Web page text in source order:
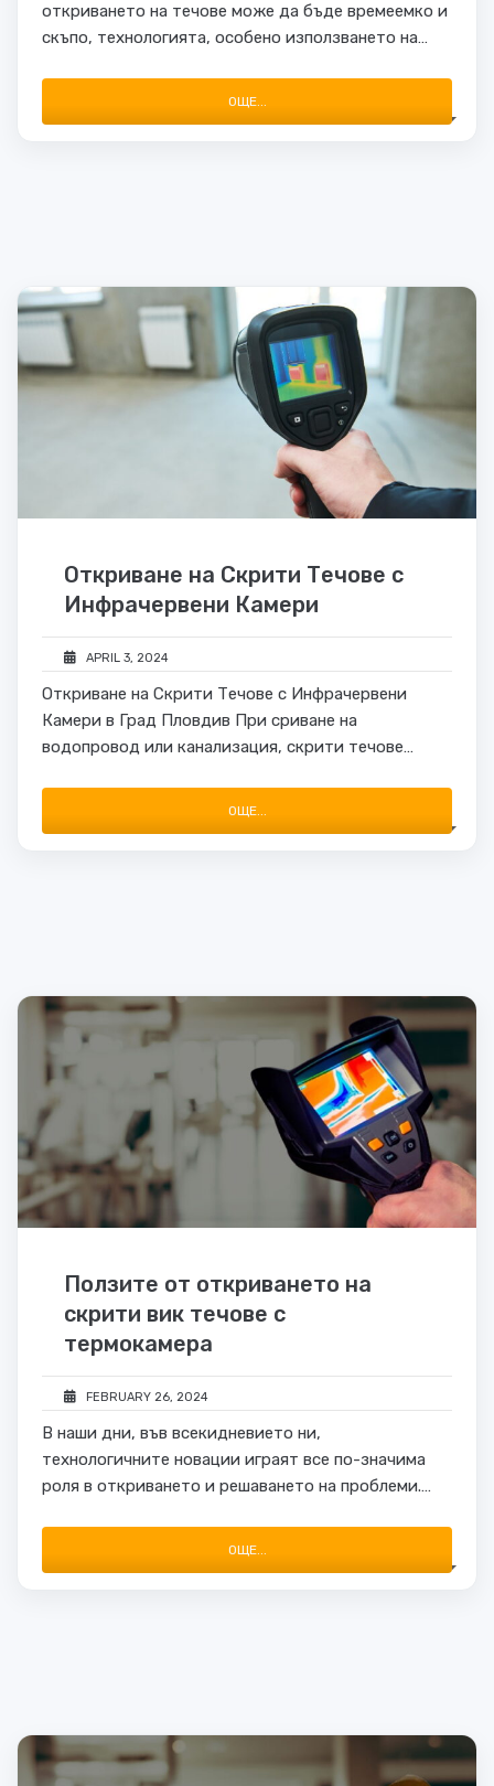
откриването на течове може да бъде времеемко и
скъпо, технологията, особено използването на
правят инвазивни решения. Термокамерите
ОЩЕ...
Откриване на Скрити Течове с
Инфрачервени Камери
APRIL 3, 2024
Откриване на Скрити Течове с Инфрачервени
Камери в Град Пловдив При сриване на
водопровод или канализация, скрити течове
имуществото. За да се открият тези течове се
ОЩЕ...
Ползите от откриването на
скрити вик течове с
термокамера
FEBRUARY 26, 2024
В наши дни, във всекидневието ни,
технологичните новации играят все по-значима
роля в откриването и решаването на проблеми.
(водопроводни и канализационни) течове. Това е
ОЩЕ...